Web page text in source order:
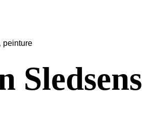
, peinture
Sledsens